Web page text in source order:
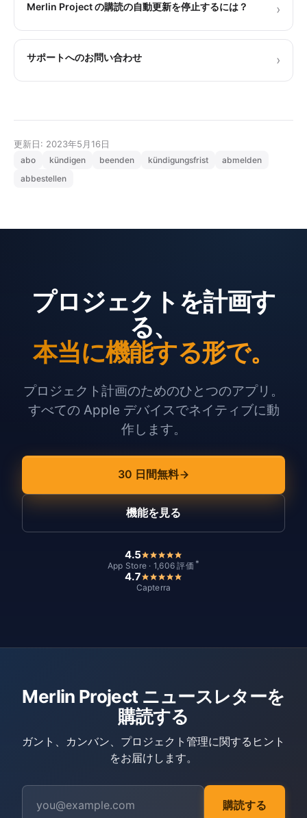
Merlin Project の購読の自動更新を停止するには？ ›
サポートへのお問い合わせ ›
更新日: 2023年5月16日
abo kündigen beenden kündigungsfrist
abmelden
abbestellen
プロジェクトを計画す
る、
本当に機能する形で。
プロジェクト計画のためのひとつのアプリ。
すべての Apple デバイスでネイティブに動
作します。
30 日間無料
機能を見る
4.5
App Store · 1,606 評価 *
4.7
Capterra
Merlin Project ニュースレターを
購読する
ガント、カンバン、プロジェクト管理に関するヒント
をお届けします。
購読する